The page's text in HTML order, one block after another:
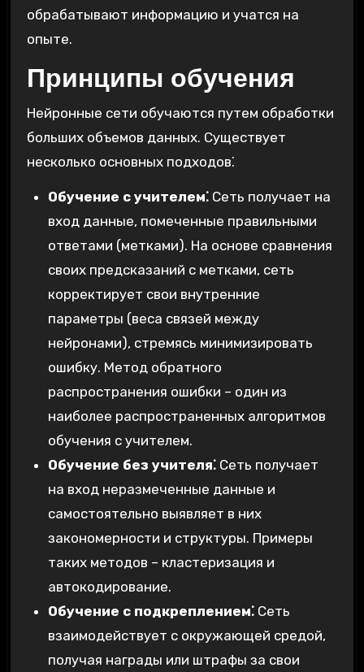
обрабатывают информацию и учатся на
опыте.
Принципы обучения
Нейронные сети обучаются путем обработки
больших объемов данных. Существует
несколько основных подходов⁚
Обучение с учителем⁚Сеть получает на
вход данные, помеченные правильными
ответами (метками). На основе сравнения
своих предсказаний с метками, сеть
корректирует свои внутренние
параметры (веса связей между
нейронами), стремясь минимизировать
ошибку. Метод обратного
распространения ошибки – один из
наиболее распространенных алгоритмов
обучения с учителем.
Обучение без учителя⁚Сеть получает
на вход неразмеченные данные и
самостоятельно выявляет в них
закономерности и структуры. Примеры
таких методов – кластеризация и
автокодирование.
Обучение с подкреплением⁚Сеть
взаимодействует с окружающей средой,
получая награды или штрафы за свои